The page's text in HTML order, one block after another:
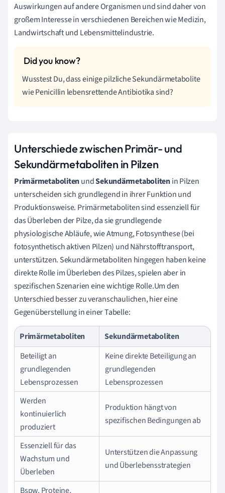
Auswirkungen auf andere Organismen und sind daher von
großem Interesse in verschiedenen Bereichen wie Medizin,
Landwirtschaft und Lebensmittelindustrie.
Wusstest Du, dass einige pilzliche Sekundärmetabolite
wie Penicillin lebensrettende Antibiotika sind?
Unterschiede zwischen Primär- und
Sekundärmetaboliten in Pilzen
PrimärmetabolitenundSekundärmetabolitenin Pilzen
unterscheiden sich grundlegend in ihrer Funktion und
Produktionsweise. Primärmetaboliten sind essenziell für
das Überleben der Pilze, da sie grundlegende
physiologische Abläufe, wie Atmung, Fotosynthese (bei
fotosynthetisch aktiven Pilzen) und Nährstofftransport,
unterstützen. Sekundärmetaboliten hingegen haben keine
direkte Rolle im Überleben des Pilzes, spielen aber in
spezifischen Szenarien eine wichtige Rolle.Um den
Unterschied besser zu veranschaulichen, hier eine
Gegenüberstellung in einer Tabelle:
Primärmetaboliten
Sekundärmetaboliten
Beteiligt an
grundlegenden
Lebensprozessen
Keine direkte Beteiligung an
grundlegenden
Lebensprozessen
Werden
kontinuierlich
produziert
Produktion hängt von
spezifischen Bedingungen ab
Essenziell für das
Wachstum und
Überleben
Unterstützen die Anpassung
und Überlebensstrategien
Bspw. Proteine,